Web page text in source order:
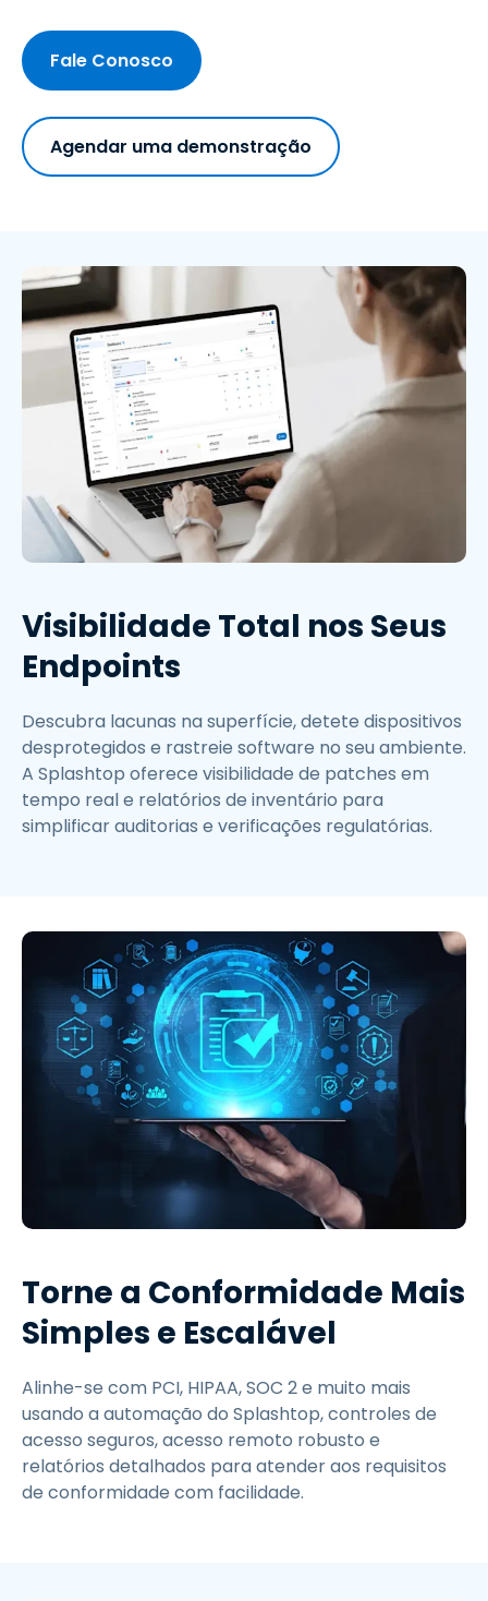
Fale Conosco
Agendar uma demonstração
Visibilidade Total nos Seus
Endpoints
Descubra lacunas na superfície, detete dispositivos
desprotegidos e rastreie software no seu ambiente.
A Splashtop oferece visibilidade de patches em
tempo real e relatórios de inventário para
simplificar auditorias e verificações regulatórias.
Torne a Conformidade Mais
Simples e Escalável
Alinhe-se com PCI, HIPAA, SOC 2 e muito mais
usando a automação do Splashtop, controles de
acesso seguros, acesso remoto robusto e
relatórios detalhados para atender aos requisitos
de conformidade com facilidade.